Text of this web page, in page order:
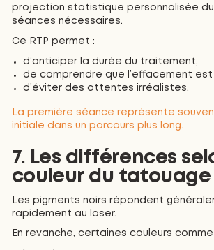
projection statistique personnalisée
séances nécessaires.
Ce RTP permet :
d’anticiper la durée du traitement,
de comprendre que l’effacement est
d’éviter des attentes irréalistes.
La première séance représente
initiale dans un parcours plus long.
7. Les différences
couleur du tatouage
Les pigments noirs répondent
rapidement au laser.
En revanche, certaines couleurs comme